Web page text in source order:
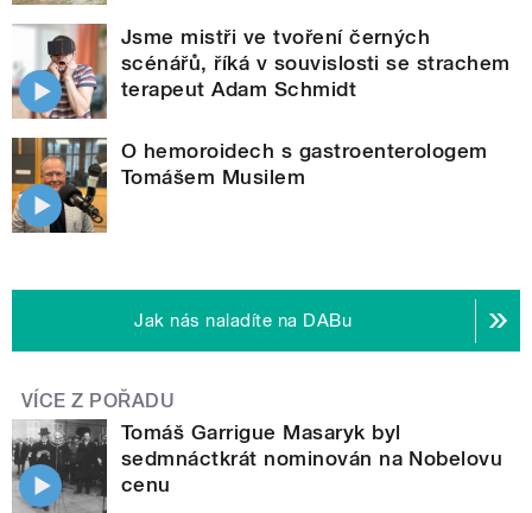
Jsme mistři ve tvoření černých
scénářů, říká v souvislosti se strachem
terapeut Adam Schmidt
O hemoroidech s gastroenterologem
Tomášem Musilem
Jak nás naladíte na DABu
VÍCE Z POŘADU
Tomáš Garrigue Masaryk byl
sedmnáctkrát nominován na Nobelovu
cenu